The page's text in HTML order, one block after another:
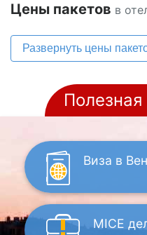
Цены пакетов в
Развернуть цены
Виза в
MICE